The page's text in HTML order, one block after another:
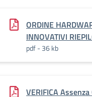
ORDINE
INNOVATIVI
pdf - 36 kb
VERIFICA